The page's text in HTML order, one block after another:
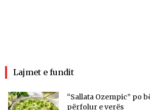
Lajmet e fundit
“Sallata Ozempic” po
përfolur e verës